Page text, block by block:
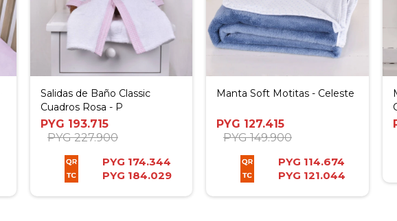
Salidas de Baño Classic
Cuadros Rosa - P
PYG 193.715
PYG 227.900
PYG 174.344
PYG 184.029
Manta Soft Motitas - Celeste
PYG 127.415
PYG 149.900
PYG 114.674
PYG 121.044